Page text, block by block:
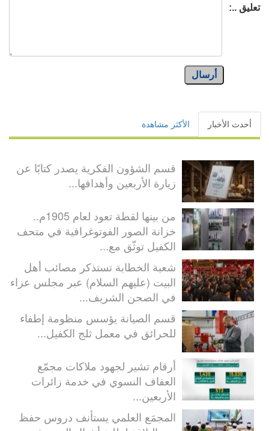
تعليق ..:
أرسال
أحدث الأخبار الأكثر مشاهدة
قسم الشؤون الفكرية يصدر كتابًا عن
زيارة الأربعين وأهدافها...
من بينها لقطة تعود لعام 1905م..
خزانة الصور الفوتوغرافية في متحف
الكفيل توثّق مع...
شعبة الخطابة تستذكر مصائب أهل
البيت (عليهم السلام) عبر مجلس عزاء
في الصحن الشريف...
قسم الصيانة يؤسس منظومة إطفاء
للحرائق في معمل ثلج الكفيل...
أرقام تشير لجهود ملاكات مجمّع
العفاف النسوي في خدمة زائرات
الأربعين...
المجمَع العلمي يستأنف دروس حفظ